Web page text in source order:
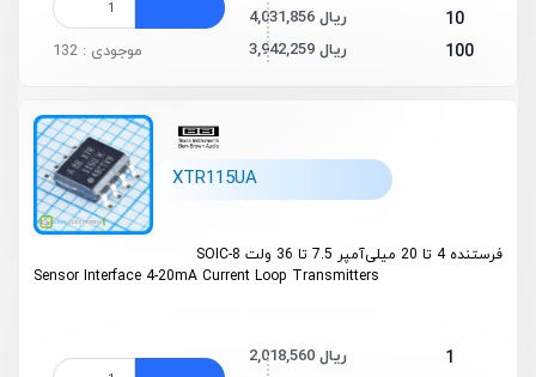
10 4,031,856 ریال
100 3,942,259 ریال موجودی : 132
XTR115UA
فرستنده 4 تا 20 میلی‌آمپر 7.5 تا 36 ولت SOIC-8
Sensor Interface 4-20mA Current Loop Transmitters
1 2,018,560 ریال